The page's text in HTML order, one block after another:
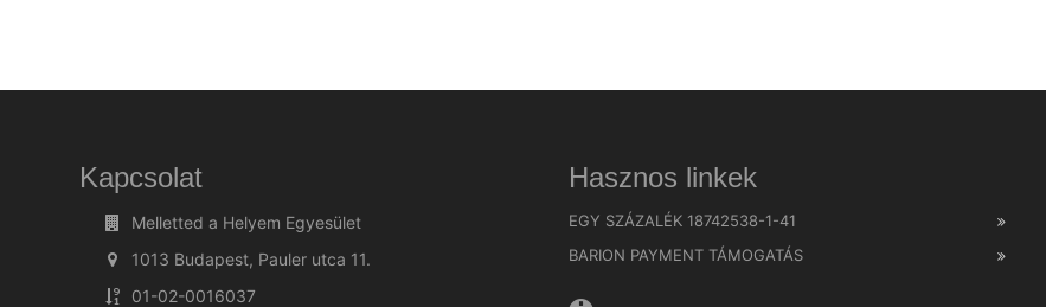
Kapcsolat
Melletted a Helyem Egyesület
1013 Budapest, Pauler utca 11.
01-02-0016037
Hasznos linkek
EGY SZÁZALÉK 18742538-1-41
BARION PAYMENT TÁMOGATÁS